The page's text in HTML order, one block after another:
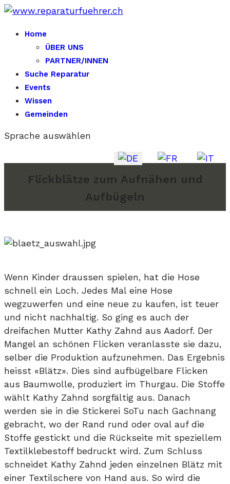
Home
ÜBER UNS
PARTNER/INNEN
Suche Reparatur
Events
Wissen
Gemeinden
Sprache auswählen
Flick­blät­ze zum Auf­nä­hen und
Auf­bü­geln
Wenn Kinder draussen spielen, hat die Hose
schnell ein Loch. Jedes Mal eine Hose
wegzuwerfen und eine neue zu kaufen, ist teuer
und nicht nachhaltig. So ging es auch der
dreifachen Mutter Kathy Zahnd aus Aadorf. Der
Mangel an schönen Flicken veranlasste sie dazu,
selber die Produktion aufzunehmen. Das Ergebnis
heisst «Blätz». Dies sind aufbügelbare Flicken
aus Baumwolle, produziert im Thurgau. Die Stoffe
wählt Kathy Zahnd sorgfältig aus. Danach
werden sie in die Stickerei SoTu nach Gachnang
gebracht, wo der Rand rund oder oval auf die
Stoffe gestickt und die Rückseite mit speziellem
Textilklebestoff bedruckt wird. Zum Schluss
schneidet Kathy Zahnd jeden einzelnen Blätz mit
einer Textilschere von Hand aus. So wird die